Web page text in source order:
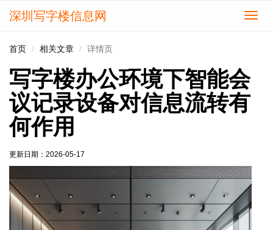
切
深圳写字楼信息网
首页 相关文章 详情页
写字楼办公环境下智能会
议记录设备对信息流转有
何作用
更新日期： 2026-05-17